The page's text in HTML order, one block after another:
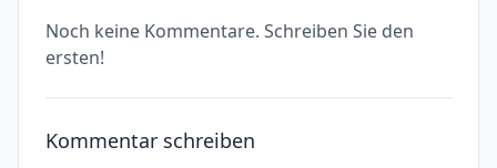
Noch keine Kommentare. Schreiben Sie den
ersten!
Kommentar schreiben